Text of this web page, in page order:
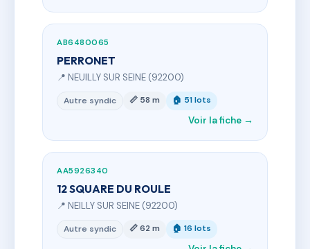
AB6480065
PERRONET
📍 NEUILLY SUR SEINE (92200)
Autre syndic 📏 58 m 🏠 51 lots
Voir la fiche →
AA5926340
12 SQUARE DU ROULE
📍 NEILLY SUR SEINE (92200)
Autre syndic 📏 62 m 🏠 16 lots